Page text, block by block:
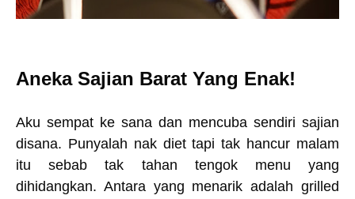
Aneka Sajian Barat Yang Enak!
Aku sempat ke sana dan mencuba sendiri sajian
disana. Punyalah nak diet tapi tak hancur malam
itu sebab tak tahan tengok menu yang
dihidangkan. Antara yang menarik adalah grilled